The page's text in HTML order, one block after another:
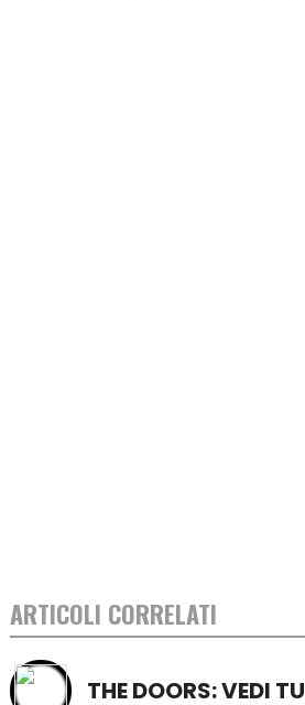
ARTICOLI CORRELATI
THE DOORS: VEDI